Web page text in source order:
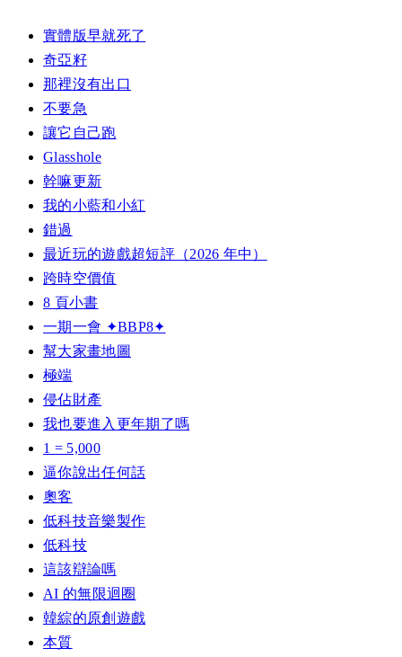
實體版早就死了
奇亞籽
那裡沒有出口
不要急
讓它自己跑
Glasshole
幹嘛更新
我的小藍和小紅
錯過
最近玩的遊戲超短評（2026 年中）
跨時空價值
8 頁小書
一期一會 ✦BBP8✦
幫大家畫地圖
極端
侵佔財產
我也要進入更年期了嗎
1 = 5,000
逼你說出任何話
奧客
低科技音樂製作
低科技
這該辯論嗎
AI 的無限迴圈
韓綜的原創遊戲
本質